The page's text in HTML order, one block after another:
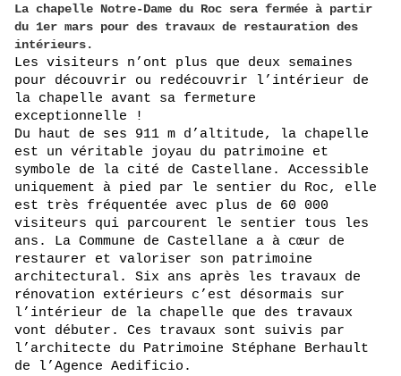
La chapelle Notre-Dame du Roc sera fermée à partir
du 1er mars pour des travaux de restauration des
intérieurs.
Les visiteurs n’ont plus que deux semaines
pour découvrir ou redécouvrir l’intérieur de
la chapelle avant sa fermeture
exceptionnelle !
Du haut de ses 911 m d’altitude, la chapelle
est un véritable joyau du patrimoine et
symbole de la cité de Castellane. Accessible
uniquement à pied par le sentier du Roc, elle
est très fréquentée avec plus de 60 000
visiteurs qui parcourent le sentier tous les
ans. La Commune de Castellane a à cœur de
restaurer et valoriser son patrimoine
architectural. Six ans après les travaux de
rénovation extérieurs c’est désormais sur
l’intérieur de la chapelle que des travaux
vont débuter. Ces travaux sont suivis par
l’architecte du Patrimoine Stéphane Berhault
de l’Agence Aedificio.